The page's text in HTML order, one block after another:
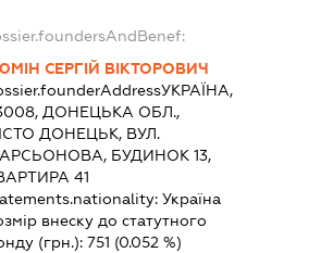
СЕРГІЙ ВІКТОРОВИЧ
УКРАЇНА,
ДОНЕЦЬКА ОБЛ.,
ДОНЕЦЬК, ВУЛ.
БУДИНОК 13,
41
Україна
внеску до статутного
(грн.):751 (0.052 %)